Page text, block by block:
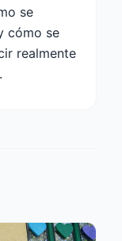
se
cómo se
realmente